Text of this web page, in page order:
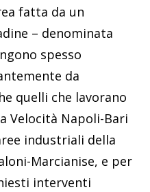
fatta da un
– denominata
spesso
da
quelli che lavorano
Velocità Napoli-Bari
industriali della
Marcianise, e per
interventi